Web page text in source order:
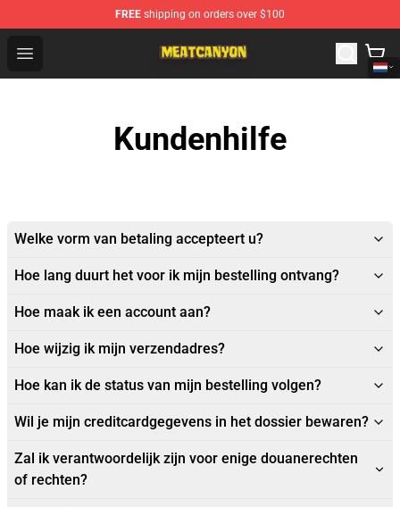
FREE shipping on orders over $100
Open menu
MeatCanyon Shop - Official MeatCanyon Merchandise
Kundenhilfe
Welke vorm van betaling accepteert u?
Hoe lang duurt het voor ik mijn bestelling ontvang?
Hoe maak ik een account aan?
Hoe wijzig ik mijn verzendadres?
Hoe kan ik de status van mijn bestelling volgen?
Wil je mijn creditcardgegevens in het dossier bewaren?
Zal ik verantwoordelijk zijn voor enige douanerechten
of rechten?